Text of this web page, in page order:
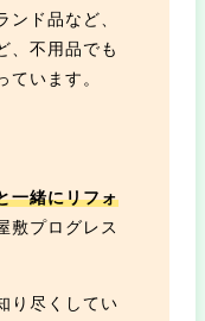
ンド品など、
、不用品でも
ています。
一緒にリフォ
敷プログレス
り尽くしてい